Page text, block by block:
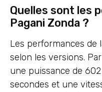
Quelles sont les
Pagani Zonda ?
Les performances de
selon les versions.
une puissance de
secondes et une